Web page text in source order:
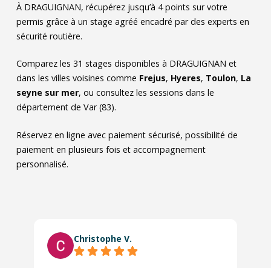
À DRAGUIGNAN, récupérez jusqu’à 4 points sur votre
permis grâce à un stage agréé encadré par des experts en
sécurité routière.
Comparez les 31 stages disponibles à DRAGUIGNAN et
dans les villes voisines comme Frejus, Hyeres, Toulon, La
seyne sur mer, ou consultez les sessions dans le
département de Var (83).
Réservez en ligne avec paiement sécurisé, possibilité de
paiement en plusieurs fois et accompagnement
personnalisé.
Christophe V.